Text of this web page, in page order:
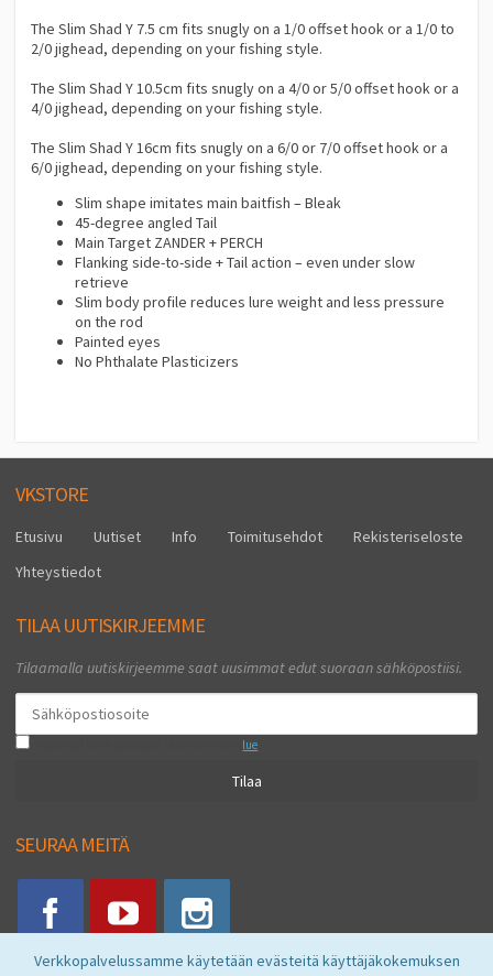
Verkkopalvelussamme käytetään evästeitä käyttäjäkokemuksen
The Slim Shad Y 7.5 cm fits snugly on a 1/0 offset hook or a 1/0 to
2/0 jighead, depending on your fishing style.
The Slim Shad Y 10.5cm fits snugly on a 4/0 or 5/0 offset hook or a
4/0 jighead, depending on your fishing style.
The Slim Shad Y 16cm fits snugly on a 6/0 or 7/0 offset hook or a
6/0 jighead, depending on your fishing style.
Slim shape imitates main baitfish – Bleak
45-degree angled Tail
Main Target ZANDER + PERCH
Flanking side-to-side + Tail action – even under slow
retrieve
Slim body profile reduces lure weight and less pressure
on the rod
Painted eyes
No Phthalate Plasticizers
VKSTORE
Etusivu Uutiset Info Toimitusehdot
Rekisteriseloste
Yhteystiedot
TILAA UUTISKIRJEEMME
Tilaamalla uutiskirjeemme saat uusimmat edut suoraan sähköpostiisi.
lue
Tilaa
SEURAA MEITÄ